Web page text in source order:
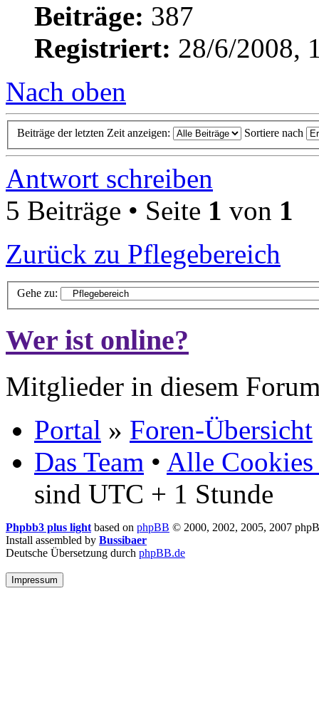
Beiträge: 387
Registriert: 28/6/2008,
Nach oben
Beiträge der letzten Zeit anzeigen: Sortiere nach
Antwort schreiben
5 Beiträge • Seite 1 von 1
Zurück zu Pflegebereich
Gehe zu:
Wer ist online?
Mitglieder in diesem
Portal » Foren-Übersicht
Das Team • Alle Cookies
sind UTC + 1 Stunde
Phpbb3 plus light based on phpBB © 2000, 2002, 2005, 2007
Install assembled by Bussibaer
Deutsche Übersetzung durch phpBB.de